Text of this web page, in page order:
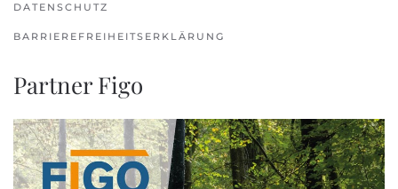
DATENSCHUTZ
BARRIEREFREIHEITSERKLÄRUNG
Partner Figo